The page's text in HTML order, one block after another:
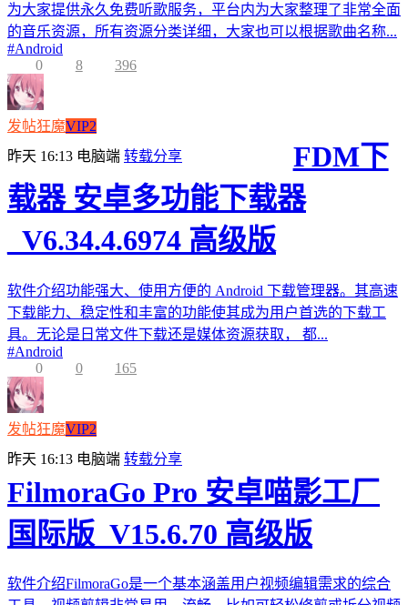
为大家提供永久免费听歌服务，平台内为大家整理了非常全面
的音乐资源，所有资源分类详细，大家也可以根据歌曲名称...
#Android
0
8 396
发帖狂魔VIP2
昨天 16:13 电脑端 转载分享
FDM下
载器 安卓多功能下载器
_V6.34.4.6974 高级版
软件介绍功能强大、使用方便的 Android 下载管理器。其高速
下载能力、稳定性和丰富的功能使其成为用户首选的下载工
具。无论是日常文件下载还是媒体资源获取， 都...
#Android
0
0 165
发帖狂魔VIP2
昨天 16:13 电脑端 转载分享
FilmoraGo Pro 安卓喵影工厂
国际版_V15.6.70 高级版
软件介绍FilmoraGo是一个基本涵盖用户视频编辑需求的综合